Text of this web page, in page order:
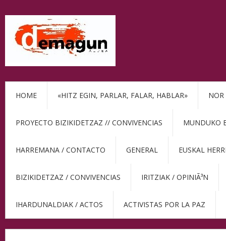
HOME «HITZ EGIN, PARLAR, FALAR, HABLAR» NOR
PROYECTO BIZIKIDETZAZ // CONVIVENCIAS MUNDUKO
HARREMANA / CONTACTO GENERAL EUSKAL
BIZIKIDETZAZ / CONVIVENCIAS IRITZIAK / OPINIÃ³N
IHARDUNALDIAK / ACTOS ACTIVISTAS POR LA PAZ